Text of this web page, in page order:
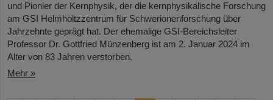
und Pionier der Kernphysik, der die kernphysikalische Forschung
am GSI Helmholtzzentrum für Schwerionenforschung über
Jahrzehnte geprägt hat. Der ehemalige GSI-Bereichsleiter
Professor Dr. Gottfried Münzenberg ist am 2. Januar 2024 im
Alter von 83 Jahren verstorben.
Mehr »